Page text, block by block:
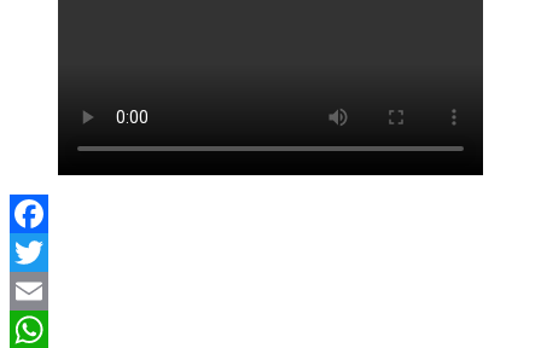
Facebook
Twitter
Email